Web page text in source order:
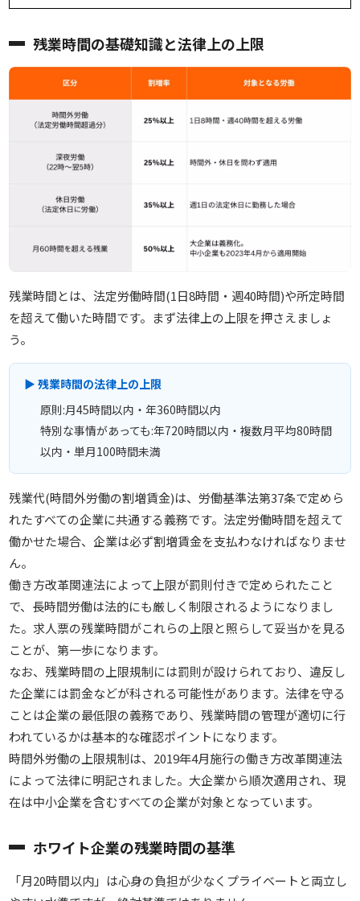
残業時間の基礎知識と法律上の上限
残業時間とは、法定労働時間(1日8時間・週40時間)や所定時間
を超えて働いた時間です。まず法律上の上限を押さえましょ
う。
▶ 残業時間の法律上の上限
原則:月45時間以内・年360時間以内
特別な事情があっても:年720時間以内・複数月平均80時間
以内・単月100時間未満
残業代(時間外労働の割増賃金)は、労働基準法第37条で定めら
れたすべての企業に共通する義務です。法定労働時間を超えて
働かせた場合、企業は必ず割増賃金を支払わなければなりませ
ん。
働き方改革関連法によって上限が罰則付きで定められたこと
で、長時間労働は法的にも厳しく制限されるようになりまし
た。求人票の残業時間がこれらの上限と照らして妥当かを見る
ことが、第一歩になります。
なお、残業時間の上限規制には罰則が設けられており、違反し
た企業には罰金などが科される可能性があります。法律を守る
ことは企業の最低限の義務であり、残業時間の管理が適切に行
われているかは基本的な確認ポイントになります。
時間外労働の上限規制は、2019年4月施行の働き方改革関連法
によって法律に明記されました。大企業から順次適用され、現
在は中小企業を含むすべての企業が対象となっています。
ホワイト企業の残業時間の基準
「月20時間以内」は心身の負担が少なくプライベートと両立し